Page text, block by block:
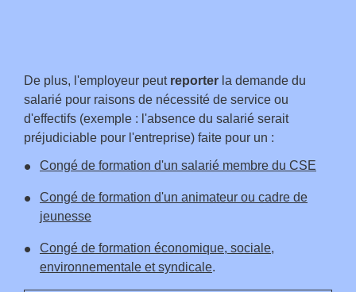
De plus, l'employeur peut reporter la demande du
salarié pour raisons de nécessité de service ou
d'effectifs (exemple : l'absence du salarié serait
préjudiciable pour l'entreprise) faite pour un :
Congé de formation d'un salarié membre du CSE
Congé de formation d'un animateur ou cadre de
jeunesse
Congé de formation économique, sociale,
environnementale et syndicale.